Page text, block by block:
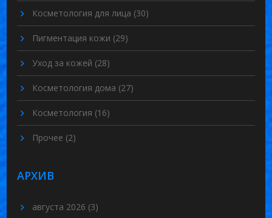
Косметология для лица (30)
Пигментация кожи (29)
Уход за кожей (28)
Косметология дома (27)
Косметология (16)
Прочее (2)
АРХИВ
августа 2026 (3)